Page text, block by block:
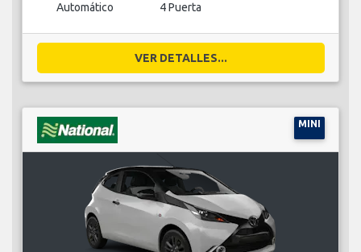
Automático 4 Puerta
VER DETALLES...
MINI